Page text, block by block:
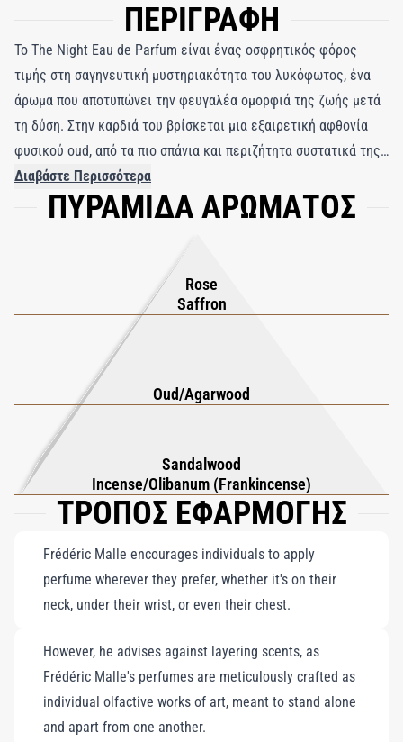
ΠΕΡΙΓΡΑΦΗ
Το The Night Eau de Parfum είναι ένας οσφρητικός φόρος
τιμής στη σαγηνευτική μυστηριακότητα του λυκόφωτος, ένα
άρωμα που αποτυπώνει την φευγαλέα ομορφιά της ζωής μετά
τη δύση. Στην καρδιά του βρίσκεται μια εξαιρετική αφθονία
φυσικού oud, από τα πιο σπάνια και περιζήτητα συστατικά της
αρωματοποιίας, δεμένη αρμονικά με τη διαχρονική κομψότητα
του τουρκικού τριαντάφυλλου και τον εξωτικό πλούτο του
κλασικών αρωμάτων, προσφέροντας μια αισθητηριακή
εμπειρία ταυτόχρονα πλούσια και βαθιά. Εμπνευσμένο από τις
μαγευτικές νύχτες της Μέσης Ανατολής, όπου ο αέρας
πάλλεται από δυνατότητες και οι σύντομες στιγμές σύνδεσης
βρίσκονται στο επίκεντρο, το The Night συλλαμβάνει την ουσία
μιας απρόσιτης γοητείας. Η σύνθεσή του ξεδιπλώνεται σαν
ψίθυρος, ισορροπώντας τον πλούτο των συστατικών με μια
λεπτή αλλά ακαταμάχητη χάρη. Ιδανικό για όσους αναζητούν
ένα άρωμα που αποπνέει βάθος, μυστήριο και εκλεπτυσμένη
κομψότητα, το The Night Eau de Parfum σας προσκαλεί σε έναν
κόσμο όπου τα όρια ανάμεσα στη μέρα και τη νύχτα σβήνουν,
αφήνοντας μόνο τον ακαταμάχητο πειρασμό του σκοταδιού.
Κάθε ψεκασμός μένει σαν ανάμνηση μιας συνάντησης στο φως
του φεγγαριού, καθιστώντας το ένα διαχρονικό κόσμημα για
Διαβάστε Περισσότερα
ΠΥΡΑΜΙΔΑ ΑΡΩΜΑΤΟΣ
Rose
Saffron
Oud/Agarwood
Sandalwood
Incense/Olibanum (Frankincense)
ΤΡΟΠΟΣ ΕΦΑΡΜΟΓΗΣ
Frédéric Malle encourages individuals to apply
perfume wherever they prefer, whether it's on their
neck, under their wrist, or even their chest.
However, he advises against layering scents, as
Frédéric Malle's perfumes are meticulously crafted as
individual olfactive works of art, meant to stand alone
and apart from one another.